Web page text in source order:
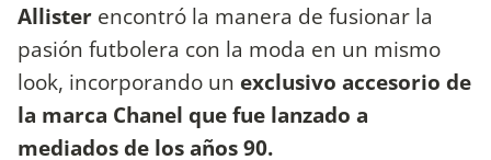
Allister encontró la manera de fusionar la
pasión futbolera con la moda en un mismo
look, incorporando un exclusivo accesorio de
la marca Chanel que fue lanzado a
mediados de los años 90.